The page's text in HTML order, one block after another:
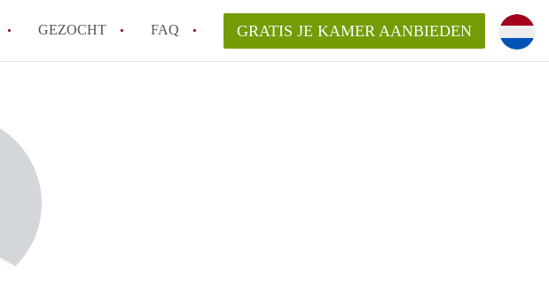
GEZOCHT FAQ
Wat is KamersLeiden?
Wat is de privacyverklaring van KamersLeiden?
Berekent KamersLeiden makelaarsvergoeding/bemiddelingsvergoeding?
Alle veelgestelde vragen
GRATIS JE KAMER AANBIEDEN